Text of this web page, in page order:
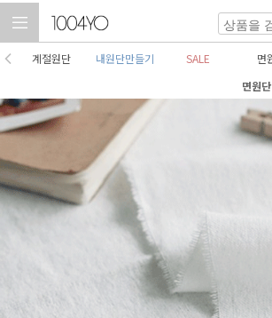
계절원단 내원단만들기 SALE 면
면원단